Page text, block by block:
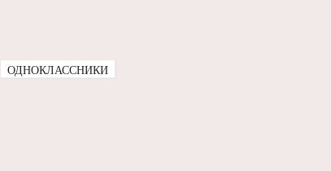
ОДНОКЛАССНИКИ